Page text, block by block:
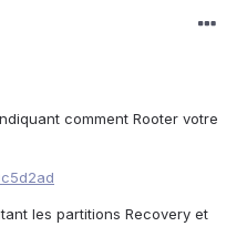
comment Rooter votre
les partitions Recovery et